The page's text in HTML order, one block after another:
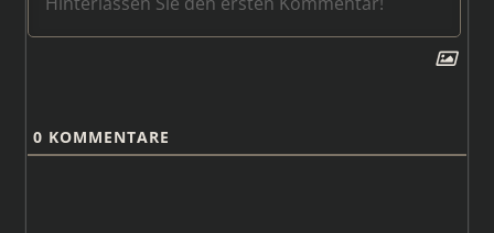
0 KOMMENTARE